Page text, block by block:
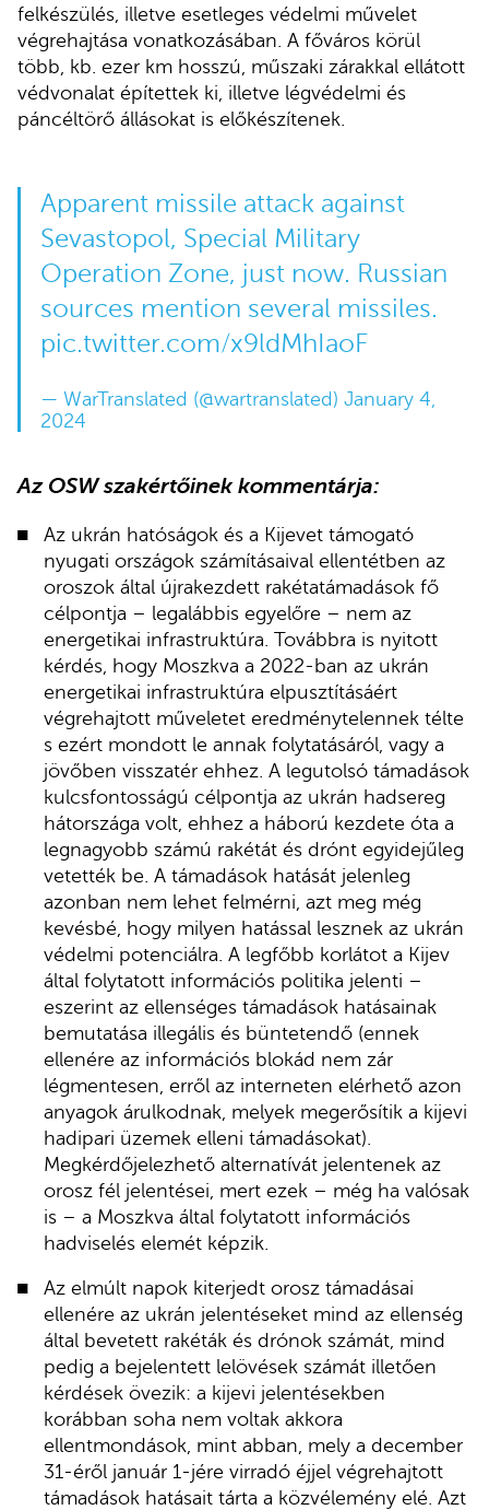
felkészülés, illetve esetleges védelmi művelet
végrehajtása vonatkozásában. A főváros körül
több, kb. ezer km hosszú, műszaki zárakkal ellátott
védvonalat építettek ki, illetve légvédelmi és
páncéltörő állásokat is előkészítenek.
Apparent missile attack against
Sevastopol, Special Military
Operation Zone, just now. Russian
sources mention several missiles.
pic.twitter.com/x9ldMhIaoF
— WarTranslated (@wartranslated) January 4,
2024
Az OSW szakértőinek kommentárja:
Az ukrán hatóságok és a Kijevet támogató
nyugati országok számításaival ellentétben az
oroszok által újrakezdett rakétatámadások fő
célpontja – legalábbis egyelőre – nem az
energetikai infrastruktúra. Továbbra is nyitott
kérdés, hogy Moszkva a 2022-ban az ukrán
energetikai infrastruktúra elpusztításáért
végrehajtott műveletet eredménytelennek télte
s ezért mondott le annak folytatásáról, vagy a
jövőben visszatér ehhez. A legutolsó támadások
kulcsfontosságú célpontja az ukrán hadsereg
hátországa volt, ehhez a háború kezdete óta a
legnagyobb számú rakétát és drónt egyidejűleg
vetették be. A támadások hatását jelenleg
azonban nem lehet felmérni, azt meg még
kevésbé, hogy milyen hatással lesznek az ukrán
védelmi potenciálra. A legfőbb korlátot a Kijev
által folytatott információs politika jelenti –
eszerint az ellenséges támadások hatásainak
bemutatása illegális és büntetendő (ennek
ellenére az információs blokád nem zár
légmentesen, erről az interneten elérhető azon
anyagok árulkodnak, melyek megerősítik a kijevi
hadipari üzemek elleni támadásokat).
Megkérdőjelezhető alternatívát jelentenek az
orosz fél jelentései, mert ezek – még ha valósak
is – a Moszkva által folytatott információs
hadviselés elemét képzik.
Az elmúlt napok kiterjedt orosz támadásai
ellenére az ukrán jelentéseket mind az ellenség
által bevetett rakéták és drónok számát, mind
pedig a bejelentett lelövések számát illetően
kérdések övezik: a kijevi jelentésekben
korábban soha nem voltak akkora
ellentmondások, mint abban, mely a december
31-éről január 1-jére virradó éjjel végrehajtott
támadások hatásait tárta a közvélemény elé. Azt